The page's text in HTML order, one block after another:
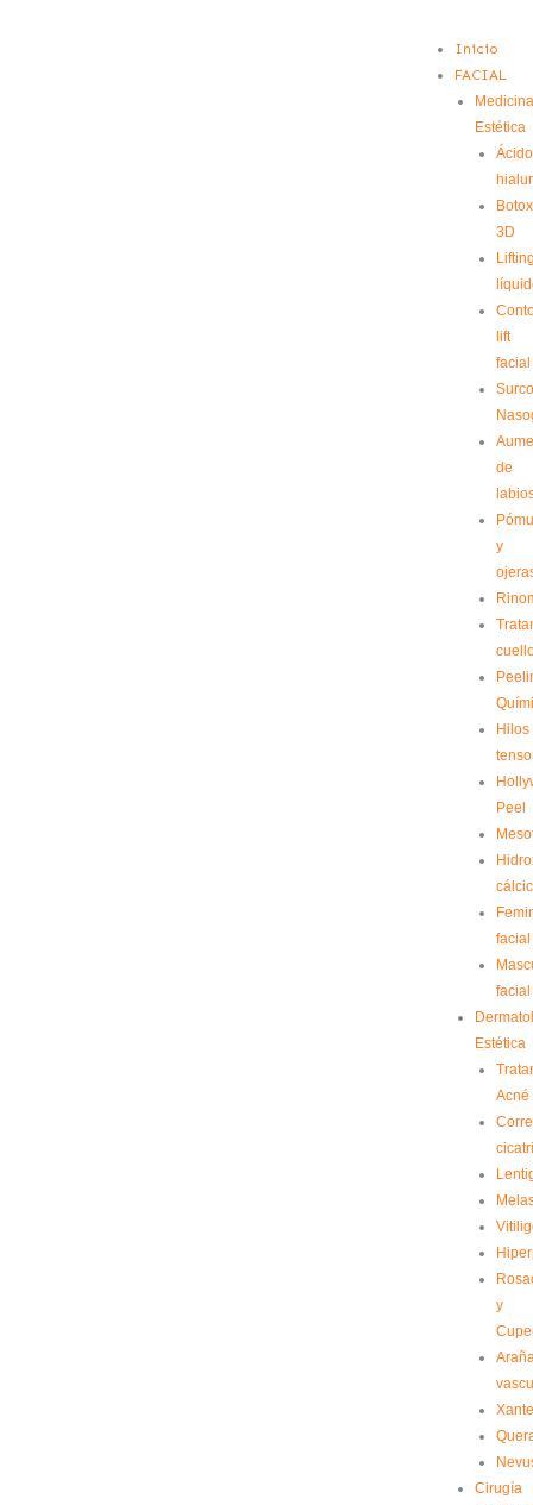
Inicio
FACIAL
Estética
Ácido
Bоtоx
3D
lift
facial
de
y
Hilos
Peel
facial
facial
Estética
Acné
y
Cirugía
Menú